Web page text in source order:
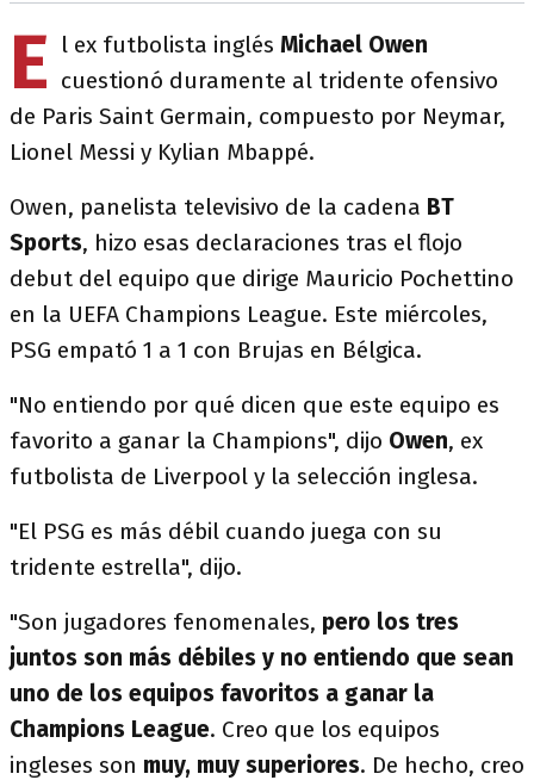
E l ex futbolista inglés Michael Owen
cuestionó duramente al tridente ofensivo
de Paris Saint Germain, compuesto por Neymar,
Lionel Messi y Kylian Mbappé.
Owen, panelista televisivo de la cadena BT
Sports, hizo esas declaraciones tras el flojo
debut del equipo que dirige Mauricio Pochettino
en la UEFA Champions League. Este miércoles,
PSG empató 1 a 1 con Brujas en Bélgica.
"No entiendo por qué dicen que este equipo es
favorito a ganar la Champions", dijo Owen, ex
futbolista de Liverpool y la selección inglesa.
"El PSG es más débil cuando juega con su
tridente estrella", dijo.
"Son jugadores fenomenales, pero los tres
juntos son más débiles y no entiendo que sean
uno de los equipos favoritos a ganar la
Champions League. Creo que los equipos
ingleses son muy, muy superiores. De hecho, creo